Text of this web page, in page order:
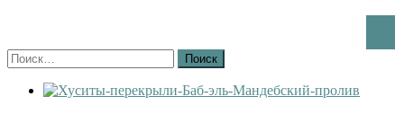
Найти: